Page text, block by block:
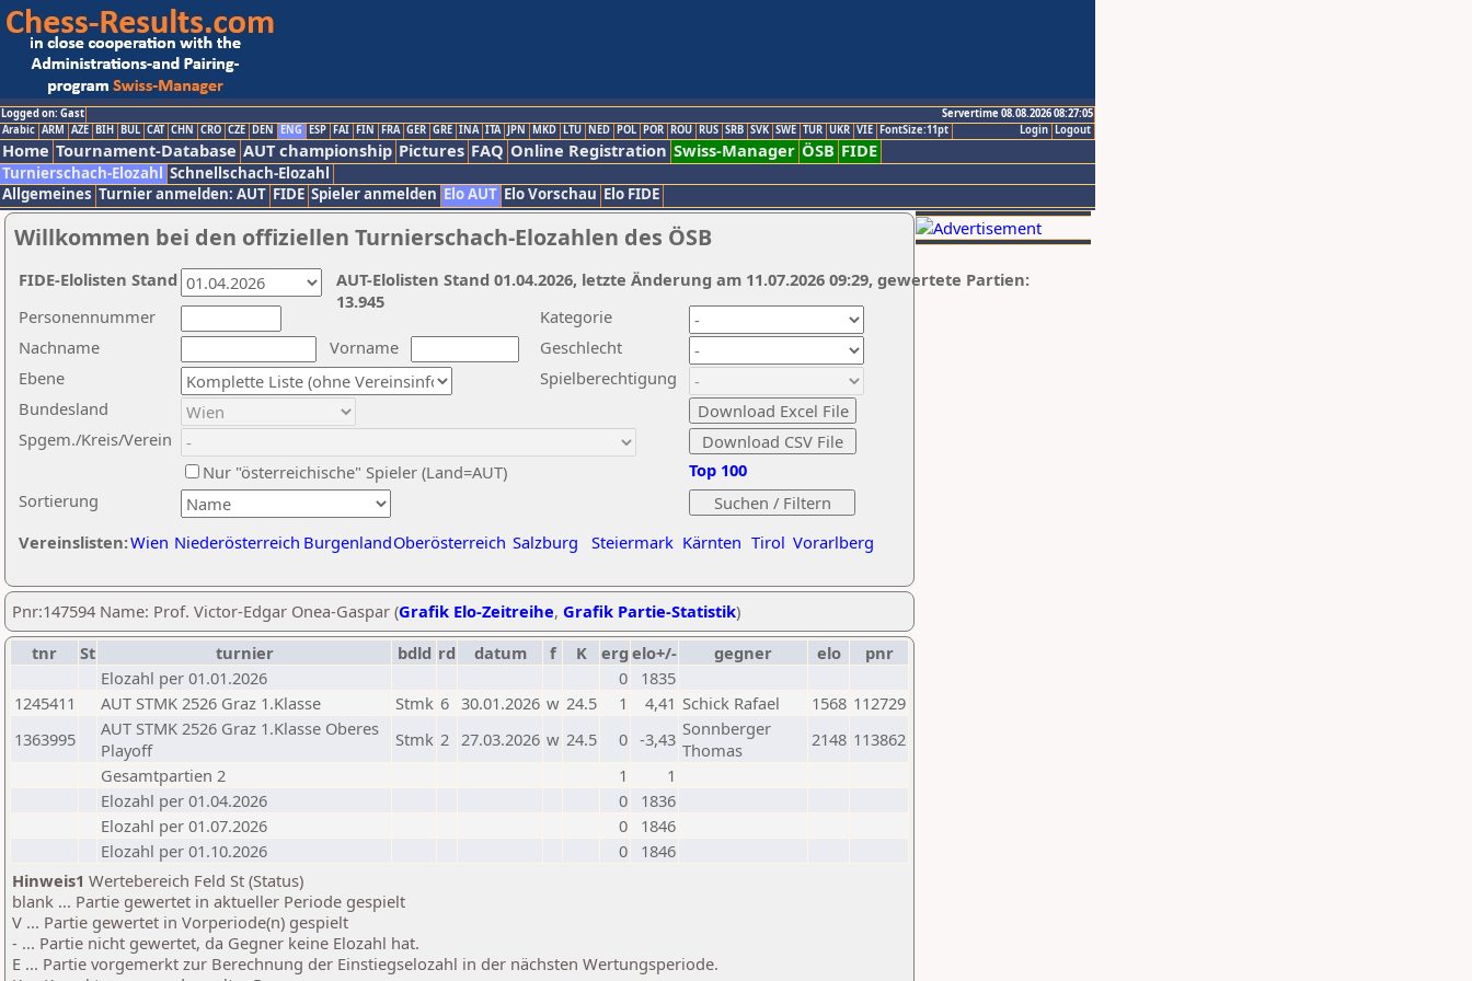
Logged on: Gast
Servertime 08.08.2026 08:27:05
Logout
Login
Arabic ARM AZE BIH BUL CAT CHN CRO CZE DEN ENG ESP FAI FIN FRA GER GRE INA ITA JPN MKD LTU NED POL POR ROU RUS SRB SVK SWE TUR UKR VIE FontSize:11pt
Home Tournament-Database AUT championship Pictures FAQ Online Registration Swiss-Manager ÖSB FIDE
Turnierschach-Elozahl Schnellschach-Elozahl
Allgemeines Turnier anmelden: AUT FIDE Spieler anmelden Elo AUT Elo Vorschau Elo FIDE
Willkommen bei den offiziellen Turnierschach-Elozahlen des ÖSB
Nachname
Vorname
Ebene
Kategorie
Sortierung
Personennummer
Bundesland
Spgem./Kreis/Verein
Geschlecht
Nur "österreichische" Spieler (Land=AUT)
Spielberechtigung
Vereinslisten:Wien Niederösterreich BurgenlandOberösterreich Salzburg Steiermark Kärnten Tirol Vorarlberg
Top 100
AUT-Elolisten Stand 01.04.2026, letzte Änderung am 11.07.2026 09:29, gewertete Partien:
13.945
FIDE-Elolisten Stand
Pnr:147594 Name: Prof. Victor-Edgar Onea-Gaspar (Grafik Elo-Zeitreihe, Grafik Partie-Statistik)
tnr
St turnier bdld rd datum f K erg elo+/- gegner elo
pnr
Elozahl per 01.01.2026
0
1835
1245411
AUT STMK 2526 Graz 1.Klasse Stmk 6 30.01.2026 w 24.5 1 4,41 Schick Rafael 1568 112729
1363995
AUT STMK 2526 Graz 1.Klasse Oberes
Playoff
Stmk 2 27.03.2026 w 24.5 0 -3,43 Sonnberger
Thomas
2148 113862
Gesamtpartien 2
1
1
Elozahl per 01.04.2026
0
1836
Elozahl per 01.07.2026
0
1846
Elozahl per 01.10.2026
0
1846
Hinweis1 Wertebereich Feld St (Status)
blank ... Partie gewertet in aktueller Periode gespielt
V ... Partie gewertet in Vorperiode(n) gespielt
- ... Partie nicht gewertet, da Gegner keine Elozahl hat.
E ... Partie vorgemerkt zur Berechnung der Einstiegselozahl in der nächsten Wertungsperiode.